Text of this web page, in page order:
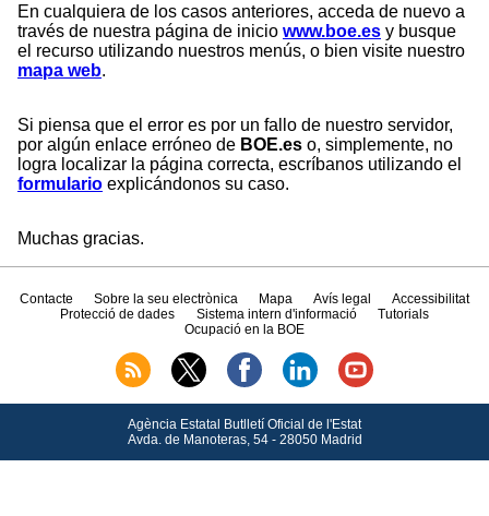
En cualquiera de los casos anteriores, acceda de nuevo a
través de nuestra página de inicio www.boe.es y busque
el recurso utilizando nuestros menús, o bien visite nuestro
mapa web.
Si piensa que el error es por un fallo de nuestro servidor,
por algún enlace erróneo de BOE.es o, simplemente, no
logra localizar la página correcta, escríbanos utilizando el
formulario explicándonos su caso.
Muchas gracias.
Contacte Sobre la seu electrònica Mapa Avís legal
Accessibilitat
Protecció de dades
Sistema intern d'informació
Tutorials
Ocupació en la BOE
Agència Estatal Butlletí Oficial de l'Estat
Avda.de Manoteras, 54 - 28050 Madrid